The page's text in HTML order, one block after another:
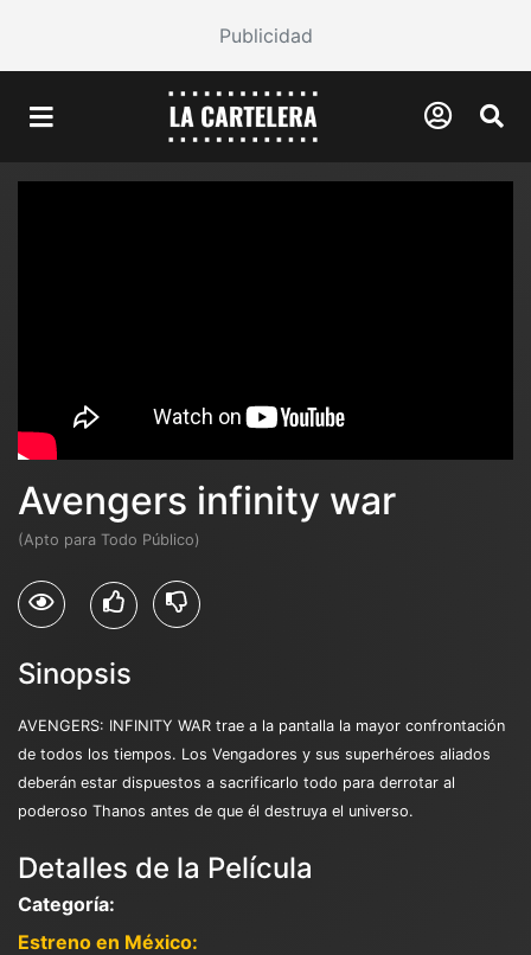
Publicidad
Avengers infinity war
(Apto para Todo Público)
Sinopsis
AVENGERS: INFINITY WAR trae a la pantalla la mayor confrontación
de todos los tiempos. Los Vengadores y sus superhéroes aliados
deberán estar dispuestos a sacrificarlo todo para derrotar al
poderoso Thanos antes de que él destruya el universo.
Detalles de la Película
Categoría:
Estreno en México: